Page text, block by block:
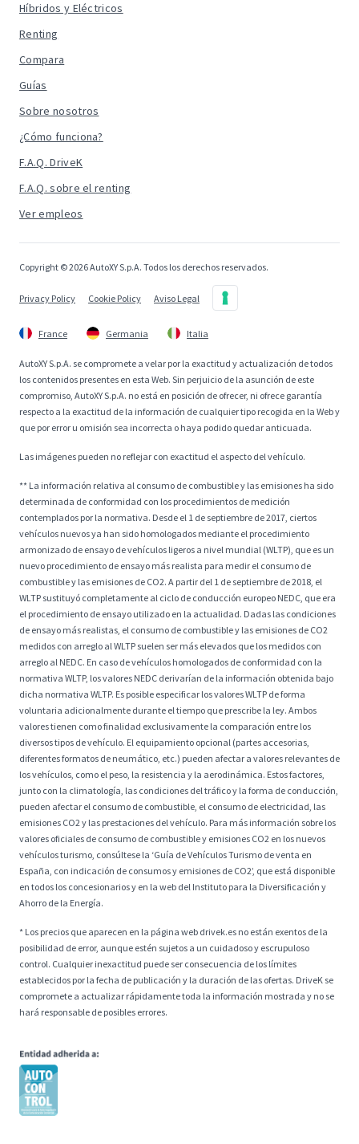
Híbridos y Eléctricos
Renting
Compara
Guías
Sobre nosotros
¿Cómo funciona?
F.A.Q. DriveK
F.A.Q. sobre el renting
Ver empleos
Copyright © 2026 AutoXY S.p.A. Todos los derechos reservados.
Privacy Policy Cookie Policy Aviso Legal
France Germania Italia
AutoXY S.p.A. se compromete a velar por la exactitud y actualización de todos
los contenidos presentes en esta Web. Sin perjuicio de la asunción de este
compromiso, AutoXY S.p.A. no está en posición de ofrecer, ni ofrece garantía
respecto a la exactitud de la información de cualquier tipo recogida en la Web y
que por error u omisión sea incorrecta o haya podido quedar anticuada.
Las imágenes pueden no reflejar con exactitud el aspecto del vehículo.
** La información relativa al consumo de combustible y las emisiones ha sido
determinada de conformidad con los procedimientos de medición
contemplados por la normativa. Desde el 1 de septiembre de 2017, ciertos
vehículos nuevos ya han sido homologados mediante el procedimiento
armonizado de ensayo de vehículos ligeros a nivel mundial (WLTP), que es un
nuevo procedimiento de ensayo más realista para medir el consumo de
combustible y las emisiones de CO2. A partir del 1 de septiembre de 2018, el
WLTP sustituyó completamente al ciclo de conducción europeo NEDC, que era
el procedimiento de ensayo utilizado en la actualidad. Dadas las condiciones
de ensayo más realistas, el consumo de combustible y las emisiones de CO2
medidos con arreglo al WLTP suelen ser más elevados que los medidos con
arreglo al NEDC. En caso de vehículos homologados de conformidad con la
normativa WLTP, los valores NEDC derivarían de la información obtenida bajo
dicha normativa WLTP. Es posible especificar los valores WLTP de forma
voluntaria adicionalmente durante el tiempo que prescribe la ley. Ambos
valores tienen como finalidad exclusivamente la comparación entre los
diversos tipos de vehículo. El equipamiento opcional (partes accesorias,
diferentes formatos de neumático, etc.) pueden afectar a valores relevantes de
los vehículos, como el peso, la resistencia y la aerodinámica. Estos factores,
junto con la climatología, las condiciones del tráfico y la forma de conducción,
pueden afectar el consumo de combustible, el consumo de electricidad, las
emisiones CO2 y las prestaciones del vehículo. Para más información sobre los
valores oficiales de consumo de combustible y emisiones CO2 en los nuevos
vehículos turismo, consúltese la ‘Guía de Vehículos Turismo de venta en
España, con indicación de consumos y emisiones de CO2’, que está disponible
en todos los concesionarios y en la web del Instituto para la Diversificación y
Ahorro de la Energía.
* Los precios que aparecen en la página web drivek.es no están exentos de la
posibilidad de error, aunque estén sujetos a un cuidadoso y escrupuloso
control. Cualquier inexactitud puede ser consecuencia de los límites
establecidos por la fecha de publicación y la duración de las ofertas. DriveK se
compromete a actualizar rápidamente toda la información mostrada y no se
hará responsable de posibles errores.